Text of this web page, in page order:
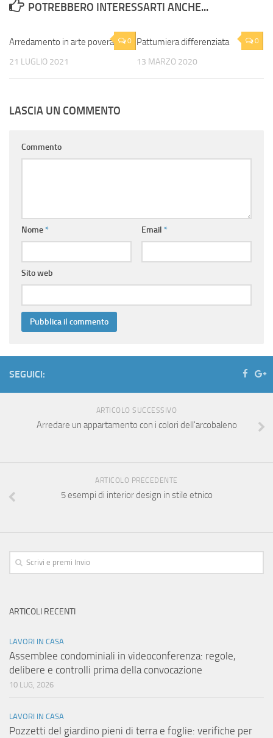
POTREBBERO INTERESSARTI ANCHE...
0
Arredamento in arte povera
21 LUGLIO 2021
0
Pattumiera differenziata
13 MARZO 2020
LASCIA UN COMMENTO
Commento
Nome* Email *
Sito web
SEGUICI:
ARTICOLO SUCCESSIVO
Arredare un appartamento con i colori dell'arcobaleno
ARTICOLO PRECEDENTE
5 esempi di interior design in stile etnico
ARTICOLI RECENTI
LAVORI IN CASA
Assemblee condominiali in videoconferenza: regole,
delibere e controlli prima della convocazione
10 LUG, 2026
LAVORI IN CASA
Pozzetti del giardino pieni di terra e foglie: verifiche per